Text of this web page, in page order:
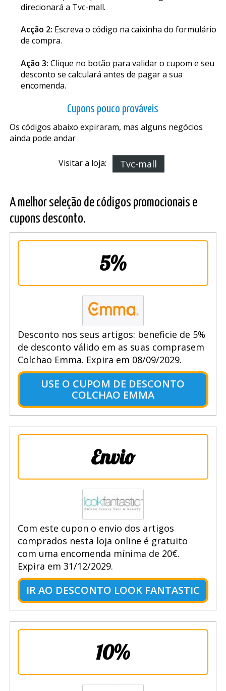
direcionará a Tvc-mall.
Acção 2: Escreva o código na caixinha do formulário
de compra.
Ação 3: Clique no botão para validar o cupom e seu
desconto se calculará antes de pagar a sua
encomenda.
Cupons pouco prováveis
Os códigos abaixo expiraram, mas alguns negócios
ainda pode andar
Visitar a loja: Tvc-mall
A melhor seleção de códigos promocionais e
cupons desconto.
5%
Desconto nos seus artigos: beneficie de 5%
de desconto válido em as suas comprasem
Colchao Emma. Expira em 08/09/2029.
USE O CUPOM DE DESCONTO
COLCHAO EMMA
Envio
Com este cupon o envio dos artigos
comprados nesta loja online é gratuito
com uma encomenda mínima de 20€.
Expira em 31/12/2029.
IR AO DESCONTO LOOK FANTASTIC
10%